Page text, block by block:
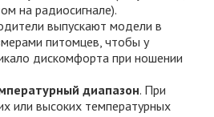
на радиосигнале).
выпускают модели в
питомцев, чтобы у
дискомфорта при ношении
диапазон. При
или высоких температурных